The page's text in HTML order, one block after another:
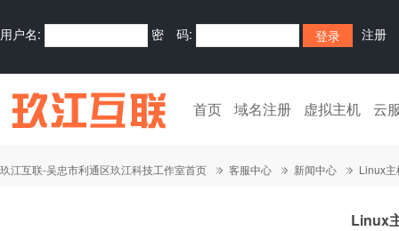
用户名: 密 码: 注册
首页 域名注册 虚拟主机 云
玖江互联-吴忠市利通区玖江科技工作室首页 客服中心 新闻中心 Linux
Linux